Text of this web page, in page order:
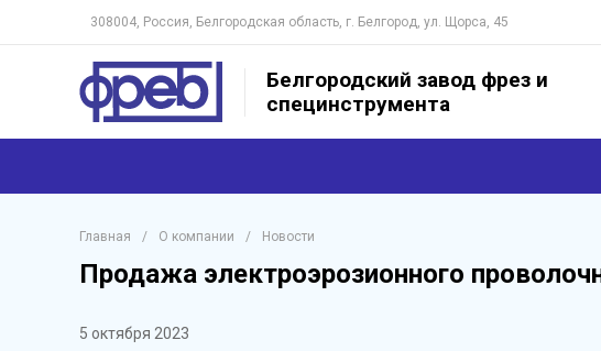
308004, Россия, Белгородская область, г. Белгород, ул. Щорса, 45
Белгородский завод фрез и
специнструмента
Главная / О компании / Новости
Продажа электроэрозионного
5 октября 2023